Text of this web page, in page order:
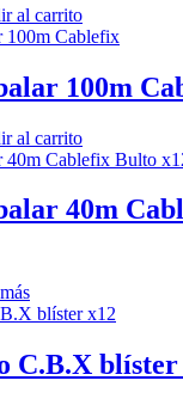
al carrito
100m
al carrito
40m
C.B.X blíster